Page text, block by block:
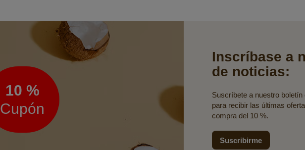
10 %
Cupón
Inscríbase a
de noticias:
Suscríbete a nuestro
para recibir las últimas
compra del 10 %.
Suscribirme